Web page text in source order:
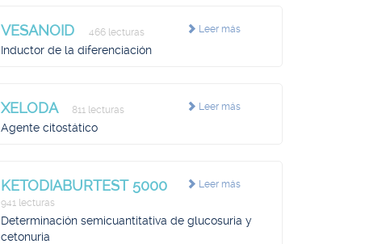
Leer más
VESANOID 466 lecturas
Inductor de la diferenciación
Leer más
XELODA 811 lecturas
Agente citostático
Leer más
KETODIABURTEST 5000
941 lecturas
Determinación semicuantitativa de glucosuria y
cetonuria